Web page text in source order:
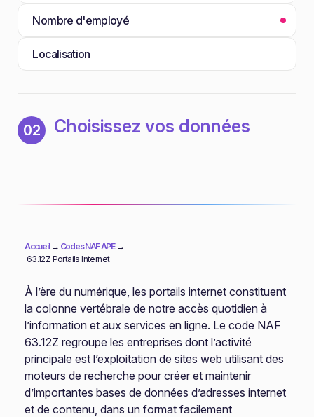
Nombre d'employé
Localisation
02 Choisissez vos données
Accueil→ Codes NAF APE→
63.12Z Portails Internet
À l’ère du numérique, les portails internet constituent
la colonne vertébrale de notre accès quotidien à
l’information et aux services en ligne. Le code NAF
63.12Z regroupe les entreprises dont l’activité
principale est l’exploitation de sites web utilisant des
moteurs de recherche pour créer et maintenir
d’importantes bases de données d’adresses internet
et de contenu, dans un format facilement